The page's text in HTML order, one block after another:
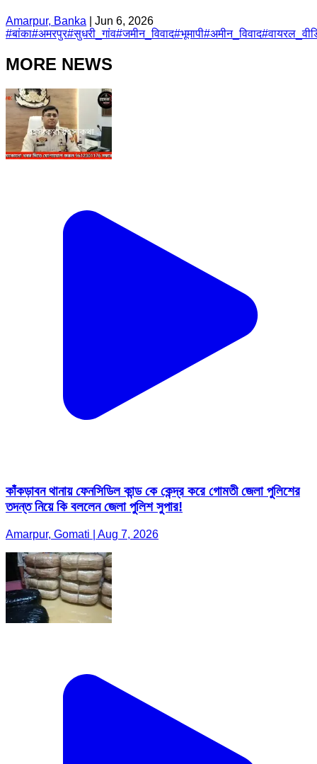
Amarpur, Banka
Jun 6, 2026
#बांका#अमरपुर#सुधरी_गांव#जमीन_विवाद#भूमापी#अमीन_विवाद#
MORE NEWS
কাঁকড়াবন থানায় ফেনসিডিল কান্ড কে কেন্দ্র করে গোমতী জেলা পুলিশের
তদন্ত নিয়ে কি বললেন জেলা পুলিশ সুপার!
Amarpur, Gomati | Aug 7, 2026